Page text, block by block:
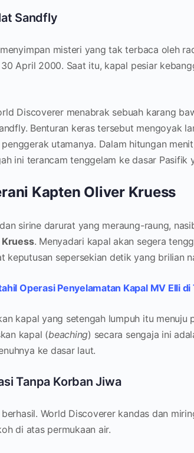
Sandfly
misteri yang tak terbaca oleh
April 2000. Saat itu, kapal pesiar
Discoverer menabrak sebuah karang
Benturan keras tersebut mengoyak
utamanya. Dalam hitungan
ini terancam tenggelam ke dasar Pasifik
Kapten Oliver Kruess
sirine darurat yang meraung-raung,
. Menyadari kapal akan segera
keputusan sepersekian detik yang brilian
Operasi Penyelamatan Kapal MV Elli di
kapal yang setengah lumpuh itu menuju
kapal (beaching) secara sengaja ini
ke dasar laut.
Tanpa Korban Jiwa
World Discoverer kandas dan
di atas permukaan air.